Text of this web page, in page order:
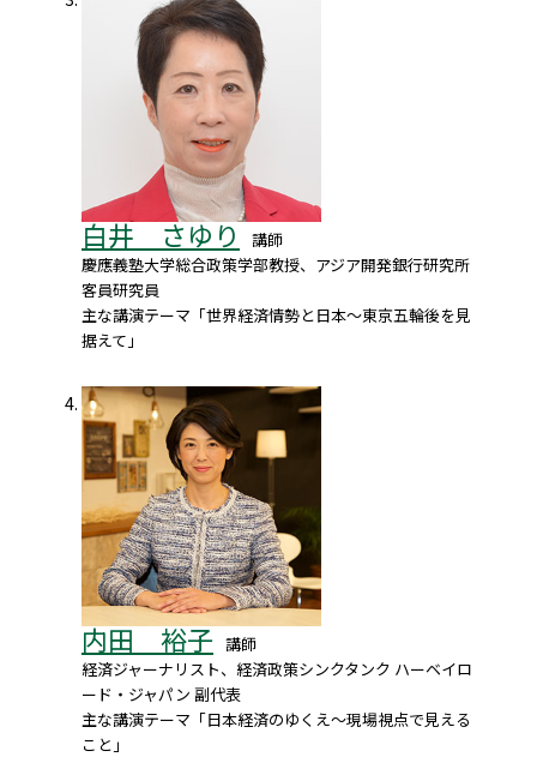
白井 さゆり 講師
慶應義塾大学総合政策学部教授、アジア開発銀行研究所
客員研究員
主な講演テーマ「世界経済情勢と日本～東京五輪後を見
据えて」
内田 裕子 講師
経済ジャーナリスト、経済政策シンクタンク ハーベイロ
ード・ジャパン 副代表
主な講演テーマ「日本経済のゆくえ～現場視点で見える
こと」